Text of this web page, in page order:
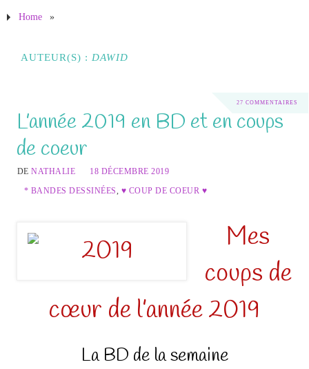
Home »
AUTEUR(S) : DAWID
27 COMMENTAIRES
L’année 2019 en BD et en coups
de coeur
DENATHALIE
18 DÉCEMBRE 2019
* BANDES DESSINÉES, ♥ COUP DE COEUR ♥
Mes
coups de
cœur de l’année 2019
La BD de la semaine